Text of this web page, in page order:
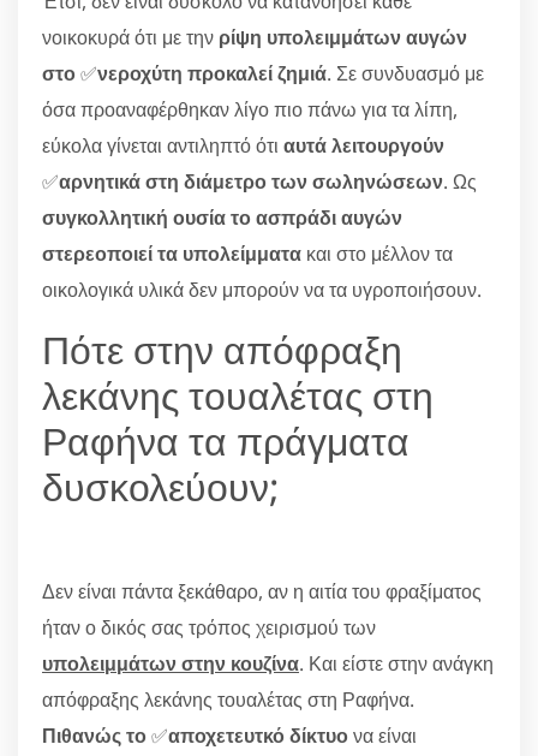
νοικοκυρά ότι με την ρίψη υπολειμμάτων αυγών
στο✅νεροχύτη προκαλεί ζημιά. Σε συνδυασμό με
όσα προαναφέρθηκαν λίγο πιο πάνω για τα λίπη,
εύκολα γίνεται αντιληπτό ότι αυτά λειτουργούν
✅αρνητικά στη διάμετρο των σωληνώσεων. Ως
συγκολλητική ουσία το ασπράδι αυγών
στερεοποιεί τα υπολείμματα και στο μέλλον τα
οικολογικά υλικά δεν μπορούν να τα υγροποιήσουν.
Πότε στην απόφραξη
λεκάνης τουαλέτας στη
Ραφήνα τα πράγματα
δυσκολεύουν;
Δεν είναι πάντα ξεκάθαρο, αν η αιτία του φραξίματος
ήταν ο δικός σας τρόπος χειρισμού των
υπολειμμάτων στην κουζίνα. Και είστε στην ανάγκη
απόφραξης λεκάνης τουαλέτας στη Ραφήνα.
Πιθανώς το✅αποχετευτκό δίκτυονα είναι